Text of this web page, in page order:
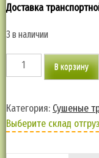
Доставка
3 в наличии
Количество
товара
(тархун).
Пряность,
В корзину
Категория: Сушеные
Выберите склад